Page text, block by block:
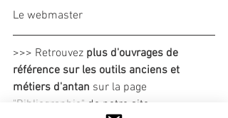
Le webmaster
>>> Retrouvez plus d'ouvrages de
référence sur les outils anciens et
métiers d'antan sur la page
"Bibliographie" de notre site.